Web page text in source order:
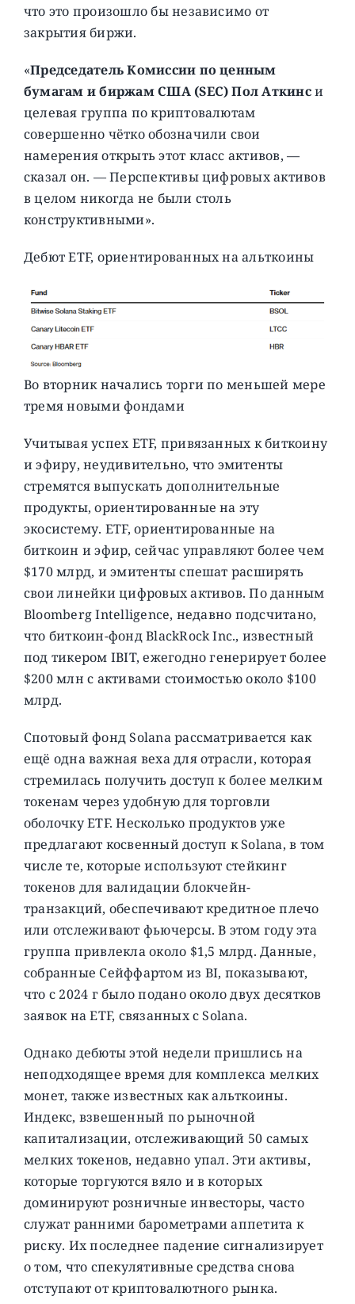
что это произошло бы независимо от
закрытия биржи.
«Председатель Комиссии по ценным
бумагам и биржам США (SEC) Пол Аткинси
целевая группа по криптовалютам
совершенно чётко обозначили свои
намерения открыть этот класс активов, —
сказал он. — Перспективы цифровых активов
в целом никогда не были столь
конструктивными».
Дебют ETF, ориентированных на альткоины
Во вторник начались торги по меньшей мере
тремя новыми фондами
Учитывая успех ETF, привязанных к биткоину
и эфиру, неудивительно, что эмитенты
стремятся выпускать дополнительные
продукты, ориентированные на эту
экосистему. ETF, ориентированные на
биткоин и эфир, сейчас управляют более чем
$170 млрд, и эмитенты спешат расширять
свои линейки цифровых активов. По данным
Bloomberg Intelligence, недавно подсчитано,
что биткоин-фонд BlackRock Inc., известный
под тикером IBIT, ежегодно генерирует более
$200 млн с активами стоимостью около $100
млрд.
Спотовый фонд Solana рассматривается как
ещё одна важная веха для отрасли, которая
стремилась получить доступ к более мелким
токенам через удобную для торговли
оболочку ETF. Несколько продуктов уже
предлагают косвенный доступ к Solana, в том
числе те, которые используют стейкинг
токенов для валидации блокчейн-
транзакций, обеспечивают кредитное плечо
или отслеживают фьючерсы. В этом году эта
группа привлекла около $1,5 млрд. Данные,
собранные Сейффартом из BI, показывают,
что с 2024 г было подано около двух десятков
заявок на ETF, связанных с Solana.
Однако дебюты этой недели пришлись на
неподходящее время для комплекса мелких
монет, также известных как альткоины.
Индекс, взвешенный по рыночной
капитализации, отслеживающий 50 самых
мелких токенов, недавно упал. Эти активы,
которые торгуются вяло и в которых
доминируют розничные инвесторы, часто
служат ранними барометрами аппетита к
риску. Их последнее падение сигнализирует
о том, что спекулятивные средства снова
отступают от криптовалютного рынка.